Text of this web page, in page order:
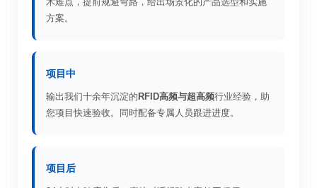
方案。
项目中
输出我们十余年沉淀的 RFID高频与超高频行业经验，助
您项目快速验收。同时配备专属人员跟进进度。
项目后